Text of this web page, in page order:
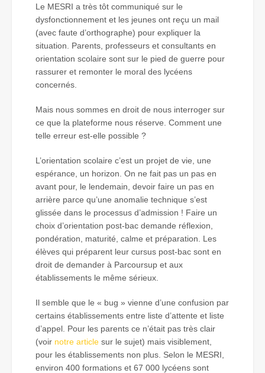
Le MESRI a très tôt communiqué sur le
dysfonctionnement et les jeunes ont reçu un mail
(avec faute d’orthographe) pour expliquer la
situation. Parents, professeurs et consultants en
orientation scolaire sont sur le pied de guerre pour
rassurer et remonter le moral des lycéens
concernés.
Mais nous sommes en droit de nous interroger sur
ce que la plateforme nous réserve. Comment une
telle erreur est-elle possible ?
L’orientation scolaire c’est un projet de vie, une
espérance, un horizon. On ne fait pas un pas en
avant pour, le lendemain, devoir faire un pas en
arrière parce qu’une anomalie technique s’est
glissée dans le processus d’admission ! Faire un
choix d’orientation post-bac demande réflexion,
pondération, maturité, calme et préparation. Les
élèves qui préparent leur cursus post-bac sont en
droit de demander à Parcoursup et aux
établissements le même sérieux.
Il semble que le « bug » vienne d’une confusion par
certains établissements entre liste d’attente et liste
d’appel. Pour les parents ce n’était pas très clair
(voir notre article sur le sujet) mais visiblement,
pour les établissements non plus. Selon le MESRI,
environ 400 formations et 67 000 lycéens sont